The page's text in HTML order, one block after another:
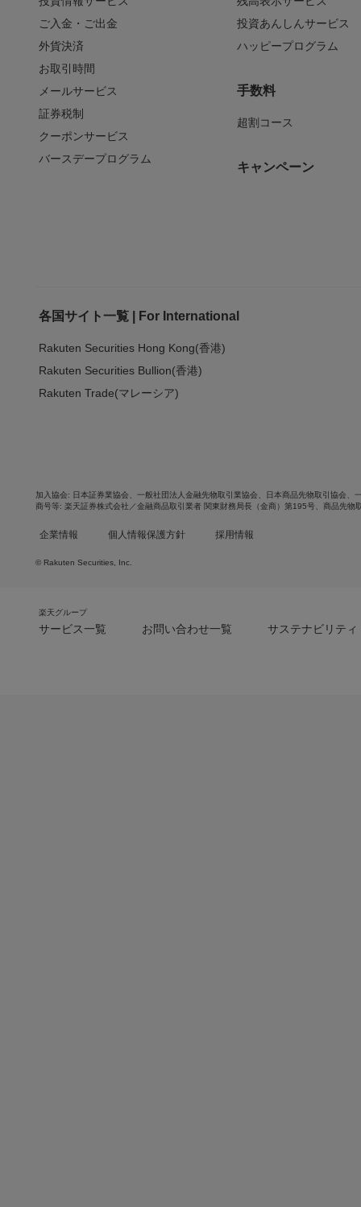
ご入金・ご出金
外貨決済
お取引時間
メールサービス
証券税制
クーポンサービス
バースデープログラム
投資あんしんサービス
ハッピープログラム
手数料
超割コース
キャンペーン
各国サイト一覧 | For International
Rakuten Securities Hong Kong(香港)
Rakuten Securities Bullion(香港)
Rakuten Trade(マレーシア)
加入協会 日本証券業協会 一般社団法人金融先物取引業協会 日本商品先物取引協会
商号等
楽天証券株式会社／金融商品取引業者 関東財務局長（金商）第195号、商品先物
企業情報 個人情報保護方針 採用情報
© Rakuten Securities, Inc.
楽天グループ
サービス一覧 お問い合わせ一覧 サステナビリティ